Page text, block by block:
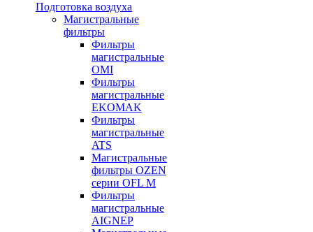
Подготовка воздуха
Магистральные
фильтры
Фильтры
магистральные
OMI
Фильтры
магистральные
EKOMAK
Фильтры
магистральные
ATS
Магистральные
фильтры OZEN
серии OFL M
Фильтры
магистральные
AIGNEP